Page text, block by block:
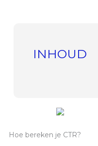
INHOUD
Hoe bereken je CTR?